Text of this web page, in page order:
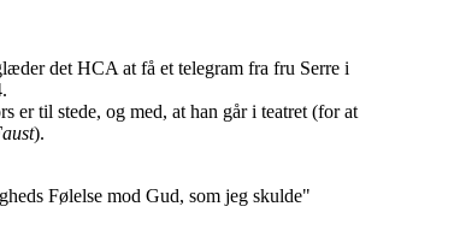
det HCA at få et telegram fra fru Serre i
er til stede, og med, at han går i teatret (for at
).
Følelse mod Gud, som jeg skulde"